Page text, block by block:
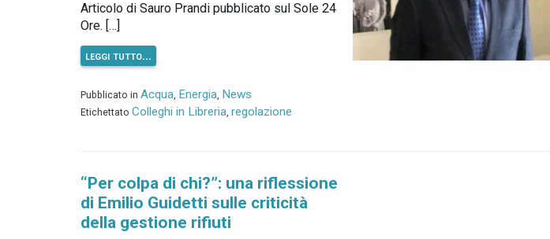
Articolo di Sauro Prandi pubblicato sul Sole 24
Ore. […]
leggi tutto…
Pubblicato in Acqua Energia News
Etichettato Colleghi in Libreria, regolazione
“Per colpa di chi?”: una riflessione
di Emilio Guidetti sulle criticità
della gestione rifiuti